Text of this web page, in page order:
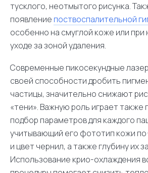
тусклого, неотмытого рисунка.
появление поствоспалительной
особенно на смуглой коже или при
уходе за зоной удаления.
Современные пикосекундные
своей способности дробить
частицы, значительно снижают
«тени». Важную роль играет также
подбор параметров для каждого
учитывающий его фототип кожи по
и цвет чернил, а также глубину их
Использование крио-охлаждения